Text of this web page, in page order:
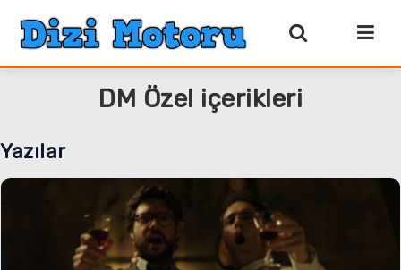
DM Özel içerikleri
Yazılar